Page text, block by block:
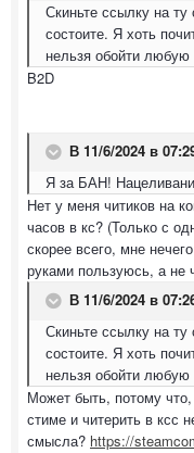
Скиньте ссылку на
состоите. Я хоть
нельзя обойти любую
B2D
В 11/6/2024 в
Я за БАН!
Нет у меня читиков на
часов в кс? (Только с
скорее всего, мне
руками пользуюсь, а не
В 11/6/2024 в
Скиньте ссылку на
состоите. Я хоть
нельзя обойти любую
Может быть, потому
стиме и читерить в ксс
смысла? https://